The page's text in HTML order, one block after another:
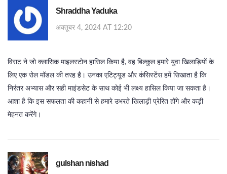
Shraddha Yaduka
अक्तूबर 4, 2024 AT 12:20
विराट ने जो क्लासिक माइलस्टोन हासिल किया है, वह बिल्कुल हमारे युवा खिलाड़ियों के
लिए एक रोल मॉडल की तरह है। उनका एटिट्यूड और कंसिस्टेंस हमें सिखाता है कि
निरंतर अभ्यास और सही माइंडसेट के साथ कोई भी लक्ष्य हासिल किया जा सकता है।
आशा है कि इस सफलता की कहानी से हमारे उभरते खिलाड़ी प्रेरित होंगे और कड़ी
मेहनत करेंगे।
gulshan nishad